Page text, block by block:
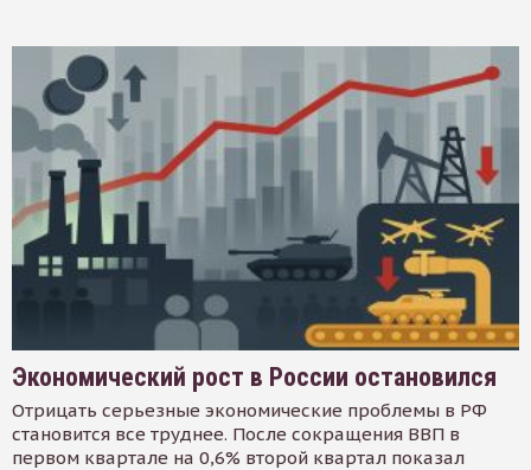
Экономический рост в России остановился
Отрицать серьезные экономические проблемы в РФ
становится все труднее. После сокращения ВВП в
первом квартале на 0,6% второй квартал показал